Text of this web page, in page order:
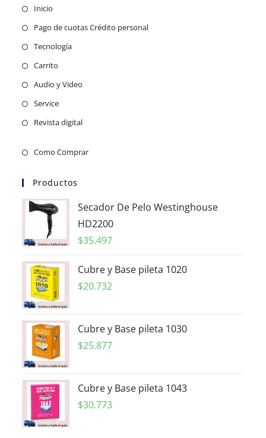
Inicio
Pago de cuotas Crédito personal
Tecnología
Carrito
Audio y Video
Service
Revista digital
Como Comprar
Productos
Secador De Pelo Westinghouse
HD2200
$35.497
Cubre y Base pileta 1020
$20.732
Cubre y Base pileta 1030
$25.877
Cubre y Base pileta 1043
$30.773